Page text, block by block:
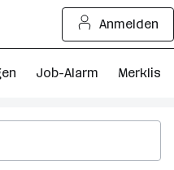
Anmelden
Job-Alarm Merkliste